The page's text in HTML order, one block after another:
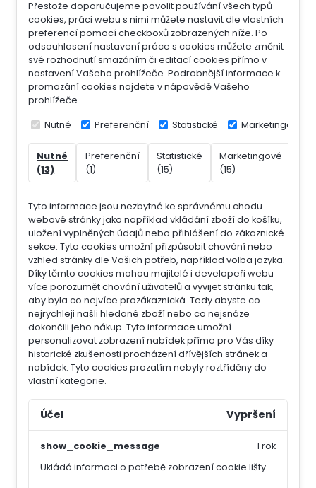
Přestože doporučujeme povolit používání všech typů
cookies, práci webu s nimi můžete nastavit dle vlastních
preferencí pomocí checkboxů zobrazených níže. Po
odsouhlasení nastavení práce s cookies můžete změnit
své rozhodnutí smazáním či editací cookies přímo v
nastavení Vašeho prohlížeče. Podrobnější informace k
promazání cookies najdete v nápovědě Vašeho
prohlížeče.
Nutné Preferenční Statistické Marketingové
Nutné
(13)
Preferenční
(1)
Statistické
(15)
Marketingové
(15)
Tyto informace jsou nezbytné ke správnému chodu
webové stránky jako například vkládání zboží do košíku,
uložení vyplněných údajů nebo přihlášení do zákaznické
sekce. Tyto cookies umožní přizpůsobit chování nebo
vzhled stránky dle Vašich potřeb, například volba jazyka.
Díky těmto cookies mohou majitelé i developeři webu
více porozumět chování uživatelů a vyvijet stránku tak,
aby byla co nejvíce prozákaznická. Tedy abyste co
nejrychleji našli hledané zboží nebo co nejsnáze
dokončili jeho nákup. Tyto informace umožní
personalizovat zobrazení nabídek přímo pro Vás díky
historické zkušenosti procházení dřívějších stránek a
nabídek. Tyto cookies prozatím nebyly roztříděny do
vlastní kategorie.
Účel Vypršení
show_cookie_message
Ukládá informaci o potřebě zobrazení cookie lišty
1 rok